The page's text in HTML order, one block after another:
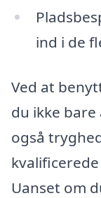
ind i de
Ved at
du ikke
også
Uanset om